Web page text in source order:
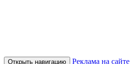
Открыть навигацию Реклама на сайте